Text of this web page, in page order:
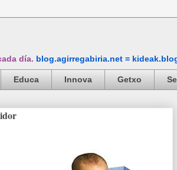
día. blog.agirregabiria.net =
Educa Innova Getxo